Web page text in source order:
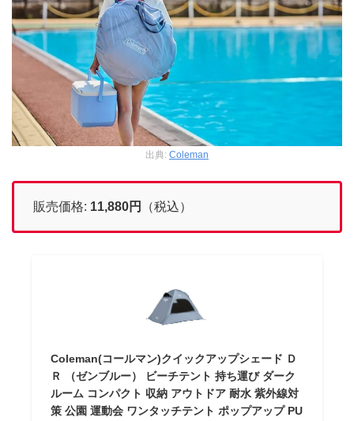
出典: Coleman
販売価格: 11,880円 （税込）
Coleman(コールマン)クイックアップシェード Ｄ
Ｒ （ゼンブルー） ビーチテント 持ち運び ダーク
ルーム コンパクト 収納 アウトドア 耐水 紫外線対
策 公園 運動会 ワンタッチテント ポップアップ PU